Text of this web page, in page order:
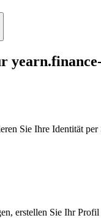
Sie Ihre Identität
erstellen Sie Ihr